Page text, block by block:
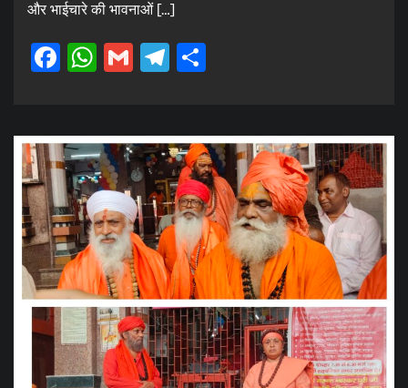
और भाईचारे की भावनाओं […]
Facebook
WhatsApp
GmailTelegram